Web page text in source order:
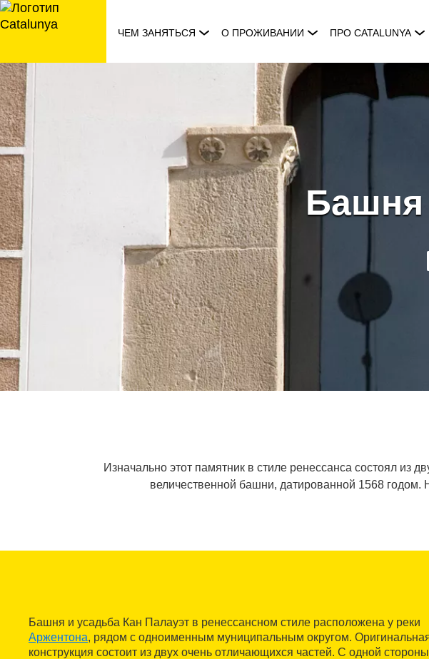
перейти
к
ЧЕМ ЗАНЯТЬСЯ О ПРОЖИВАНИИ ПРО CATALUNYA
Башня
Изначально этот памятник в стиле ренессанса состоял из
величественной башни, датированной 1568 годом.
Башня и усадьба Кан Палауэт в ренессансном стиле расположена у реки
Аржентона, рядом с одноименным муниципальным округом.
конструкция состоит из двух очень отличающихся частей. С одной стороны